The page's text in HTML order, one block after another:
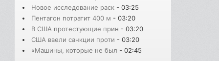
Новое исследование раск - 03:25
Пентагон потратит 400 м - 03:20
В США протестующие прин - 03:20
США ввели санкции проти - 03:20
«Машины, которые не был - 02:45